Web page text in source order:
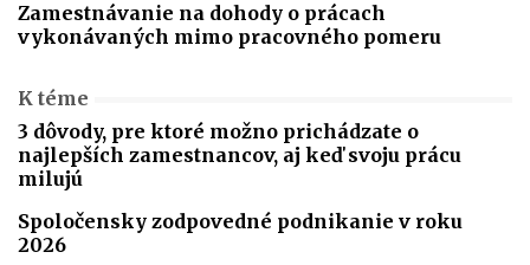
Zamestnávanie na dohody o prácach
vykonávaných mimo pracovného pomeru
K téme
3 dôvody, pre ktoré možno prichádzate o
najlepších zamestnancov, aj keď svoju prácu
milujú
Spoločensky zodpovedné podnikanie v roku
2026